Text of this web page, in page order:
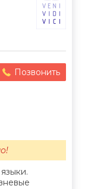
Позвонить